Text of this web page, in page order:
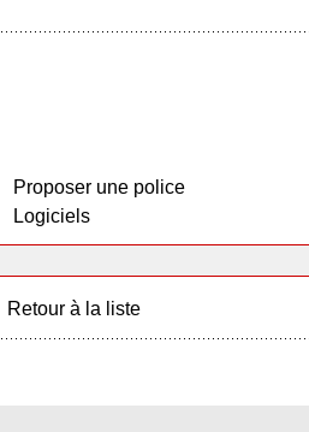
Proposer une police
Logiciels
Retour à la liste